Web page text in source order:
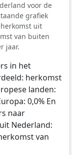
voor de
grafiek
uit
van buiten
jaar.
in het
herkomst
landen:
0,0% En
naar
Nederland:
van